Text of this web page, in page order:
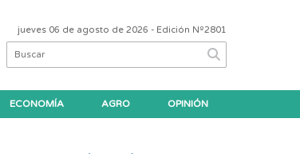
jueves 06 de agosto de 2026 - Edición Nº2801
ECONOMÍA AGRO OPINIÓN